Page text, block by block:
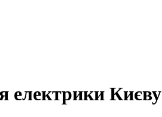
електрики Києву